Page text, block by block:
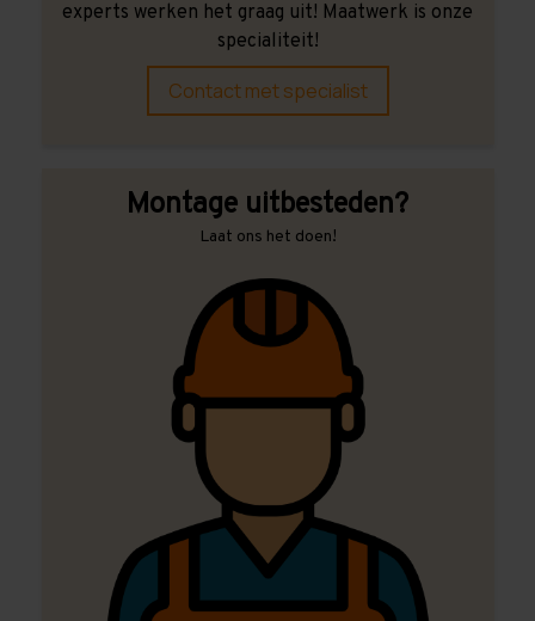
experts werken het graag uit! Maatwerk is onze
specialiteit!
Contact met specialist
Montage uitbesteden?
Laat ons het doen!